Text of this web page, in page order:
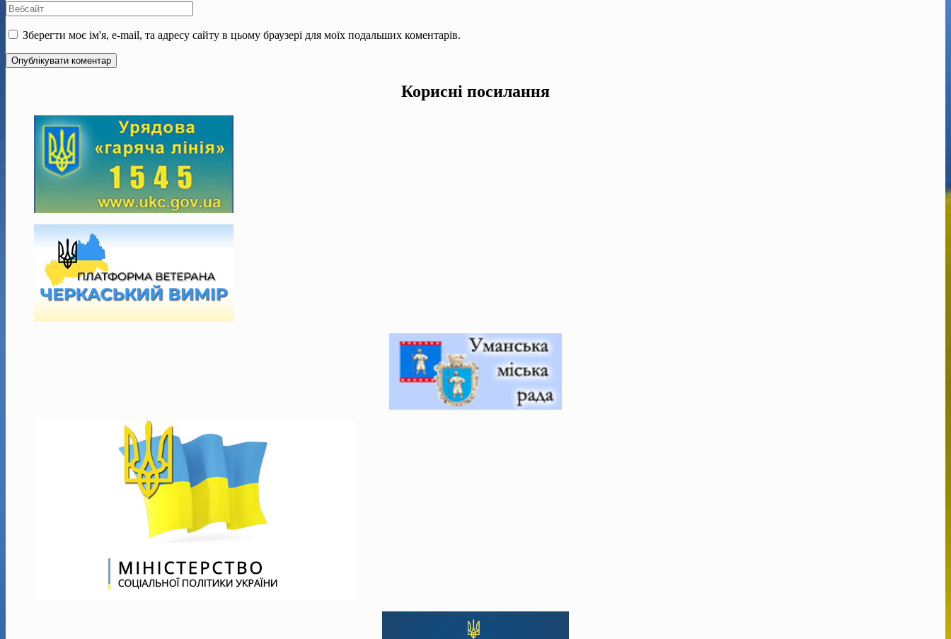
Зберегти моє ім'я, e-mail, та адресу сайту в цьому браузері для моїх подальших коментарів.
Корисні посилання